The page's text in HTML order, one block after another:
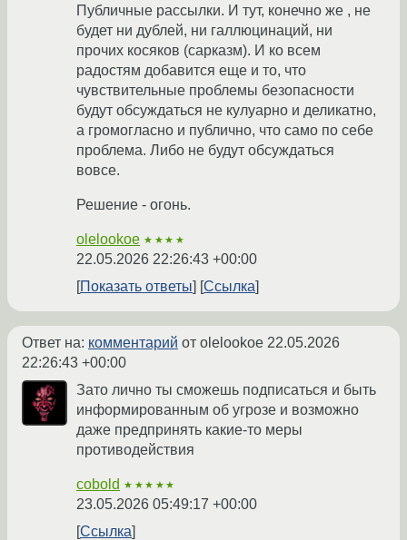
Публичные рассылки. И тут, конечно же , не
будет ни дублей, ни галлюцинаций, ни
прочих косяков (сарказм). И ко всем
радостям добавится еще и то, что
чувствительные проблемы безопасности
будут обсуждаться не кулуарно и деликатно,
а громогласно и публично, что само по себе
проблема. Либо не будут обсуждаться
вовсе.
Решение - огонь.
olelookoe ★★★★
22.05.2026 22:26:43 +00:00
Показать ответы
Ссылка
Ответ на: комментарий от olelookoe 22.05.2026
22:26:43 +00:00
Зато лично ты сможешь подписаться и быть
информированным об угрозе и возможно
даже предпринять какие-то меры
противодействия
cobold ★★★★★
23.05.2026 05:49:17 +00:00
Ссылка